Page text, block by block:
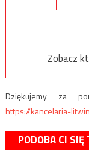
Zobacz
Dziękujemy za
https://kancelaria-
PODOBA CI SIĘ